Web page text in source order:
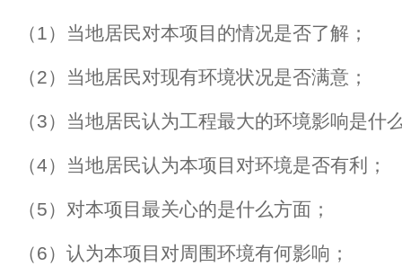
（1）当地居民对本项目的情况是否了解；
（2）当地居民对现有环境状况是否满意；
（3）当地居民认为工程最大的环境影响是什
（4）当地居民认为本项目对环境是否有利；
（5）对本项目最关心的是什么方面；
（6）认为本项目对周围环境有何影响；